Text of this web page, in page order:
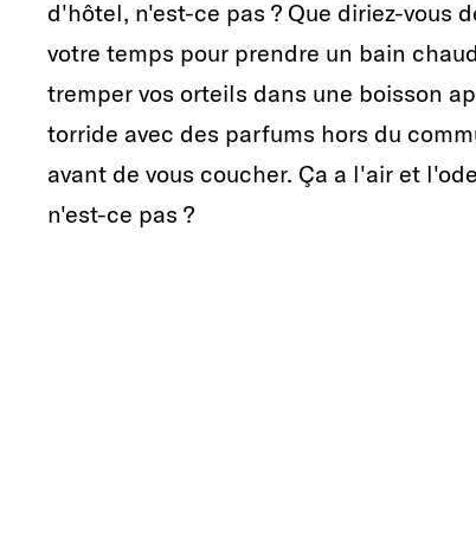
d'hôtel, n'est-ce pas ? Que diriez-vous
votre temps pour prendre un bain
tremper vos orteils dans une boisson
torride avec des parfums hors du
avant de vous coucher. Ça a l'air et
n'est-ce pas ?